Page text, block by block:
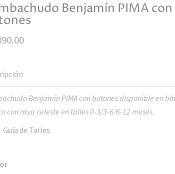
Benjamín PIMA con
Benjamín PIMA con botones disponible en
con raya celeste en talles 0-3/3-6/6-12 meses.
Guía de Talles